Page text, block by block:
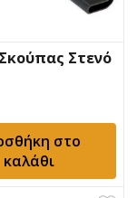
Στενό
στο
καλάθι